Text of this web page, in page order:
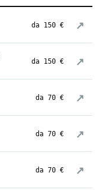
da 150 € ↗
da 150 € ↗
da 70 € ↗
da 70 € ↗
da 70 € ↗